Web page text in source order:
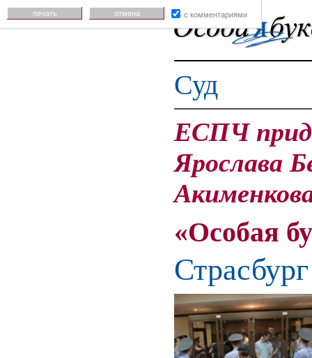
Суд
ЕСПЧ
Ярослава
«Особая
печать отмена с комментариями